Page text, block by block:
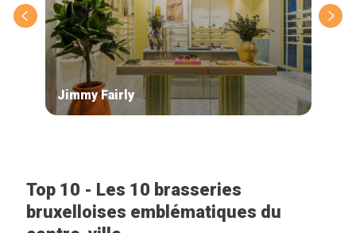
Jimmy Fairly
Top 10 - Les 10 brasseries
bruxelloises emblématiques du